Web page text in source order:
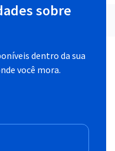
sobre
dentro da sua
você mora.